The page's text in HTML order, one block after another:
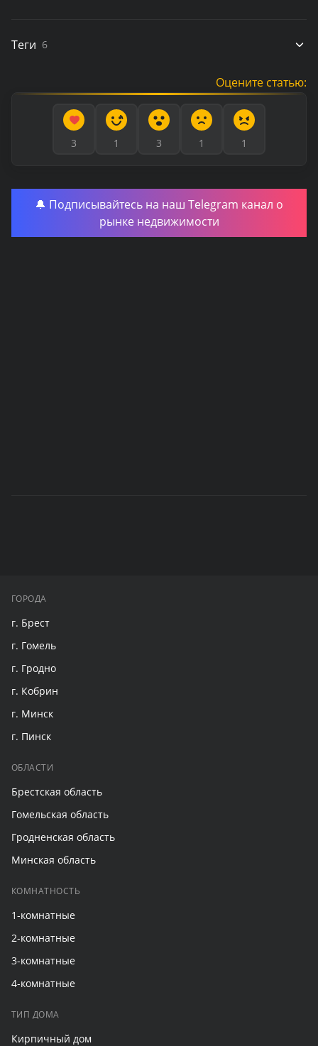
Теги 6
Оцените статью:
3 1 3 1 1
🔔 Подписывайтесь на наш Telegram канал о
рынке недвижимости
ГОРОДА
г. Брест
г. Гомель
г. Гродно
г. Кобрин
г. Минск
г. Пинск
ОБЛАСТИ
Брестская область
Гомельская область
Гродненская область
Минская область
КОМНАТНОСТЬ
1-комнатные
2-комнатные
3-комнатные
4-комнатные
ТИП ДОМА
Кирпичный дом